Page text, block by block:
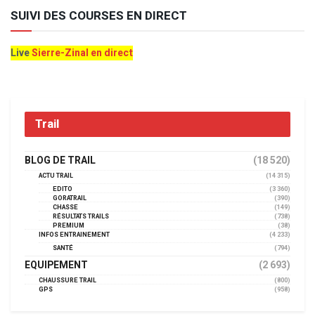
SUIVI DES COURSES EN DIRECT
LiveSierre-Zinal en direct
Trail
BLOG DE TRAIL (18 520)
ACTU TRAIL
(14 315)
EDITO
(3 360)
GORATRAIL
(390)
CHASSE
(149)
RÉSULTATS TRAILS
(738)
PREMIUM
(38)
INFOS ENTRAINEMENT
(4 233)
SANTÉ
(794)
EQUIPEMENT (2 693)
CHAUSSURE TRAIL
(800)
GPS
(958)